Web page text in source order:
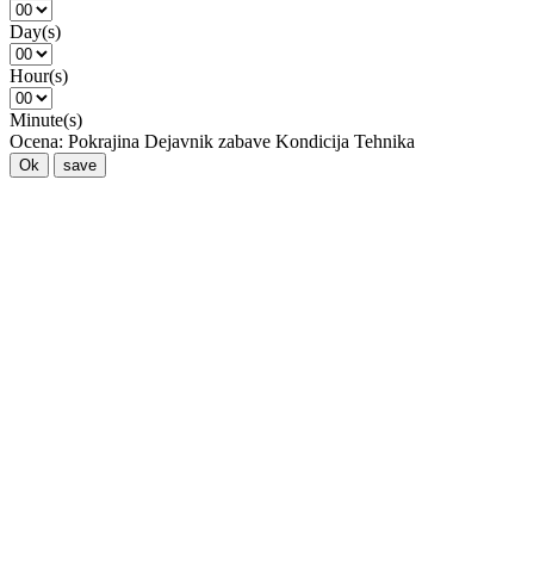
Day(s)
Hour(s)
Minute(s)
Ocena: Pokrajina Dejavnik zabave Kondicija Tehnika
Ok save